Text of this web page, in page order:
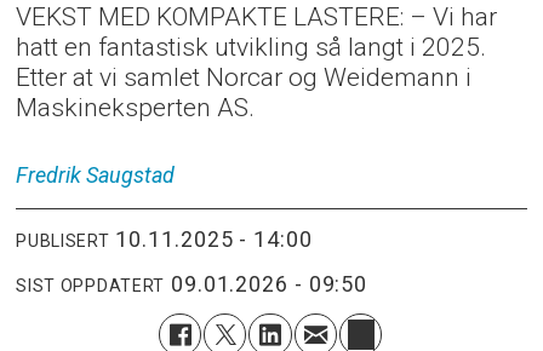
VEKST MED KOMPAKTE LASTERE: – Vi har
hatt en fantastisk utvikling så langt i 2025.
Etter at vi samlet Norcar og Weidemann i
Maskineksperten AS.
Fredrik Saugstad
PUBLISERT 10.11.2025 - 14:00
SIST OPPDATERT 09.01.2026 - 09:50